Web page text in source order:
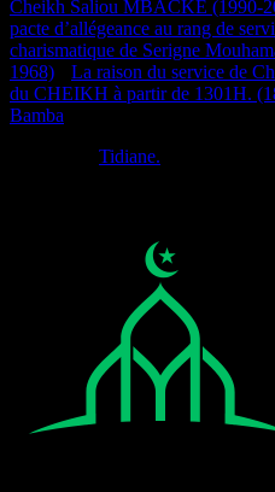
Cheikh Saliou MBACKE (1990-
pacte d’allégeance au rang de
charismatique de Serigne
1968)
La raison du service de
du CHEIKH à partir de 1301H.
Bamba
Tidiane.